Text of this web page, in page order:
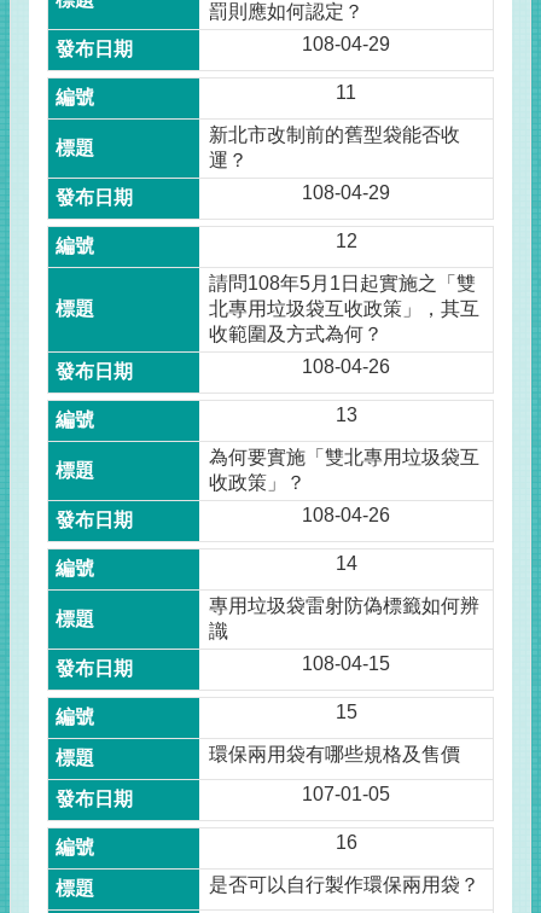
罰則應如何認定？
108-04-29
11
新北市改制前的舊型袋能否收
運？
108-04-29
12
請問108年5月1日起實施之「雙
北專用垃圾袋互收政策」，其互
收範圍及方式為何？
108-04-26
13
為何要實施「雙北專用垃圾袋互
收政策」？
108-04-26
14
專用垃圾袋雷射防偽標籤如何辨
識
108-04-15
15
環保兩用袋有哪些規格及售價
107-01-05
16
是否可以自行製作環保兩用袋？